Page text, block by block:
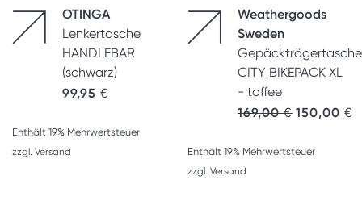
OTINGA
Lenkertasche
HANDLEBAR
(schwarz)
99,95 €
Enthält 19% Mehrwertsteuer
zzgl. Versand
Weathergoods
Sweden
Gepäckträgertasche
CITY BIKEPACK XL
- toffee
169,00€ 150,00 €
Enthält 19% Mehrwertsteuer
zzgl. Versand